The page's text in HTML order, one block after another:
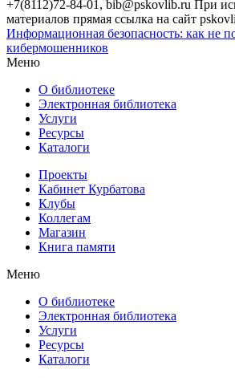
+7(8112)72-84-01, bib@pskovlib.ru При
материалов прямая ссылка на сайт
Информационная безопасность: как не
кибермошенников
Меню
О библиотеке
Электронная библиотека
Услуги
Ресурсы
Каталоги
Проекты
Кабинет Курбатова
Клубы
Коллегам
Магазин
Книга памяти
Меню
О библиотеке
Электронная библиотека
Услуги
Ресурсы
Каталоги